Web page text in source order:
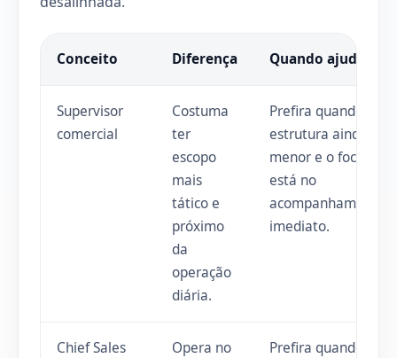
Conceito Diferença Quando ajuda
Supervisor
comercial
Costuma
ter
escopo
mais
tático e
próximo
da
operação
diária.
Prefira quando a
estrutura ainda é
menor e o foco
está no
acompanhamento
imediato.
Chief Sales
Opera no
Prefira quando a